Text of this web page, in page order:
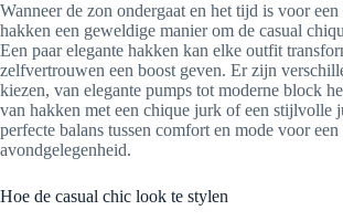
Wanneer de zon ondergaat en het tijd is voor
hakken een geweldige manier om de casual
Een paar elegante hakken kan elke outfit
zelfvertrouwen een boost geven. Er zijn
kiezen, van elegante pumps tot moderne block
van hakken met een chique jurk of een stijlvolle
perfecte balans tussen comfort en mode voor een
avondgelegenheid.
Hoe de casual chic look te stylen